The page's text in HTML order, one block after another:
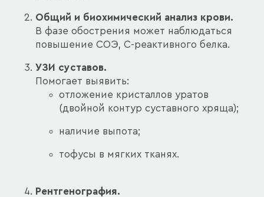
Общий и биохимический анализ крови.
В фазе обострения может наблюдаться
повышение СОЭ, С-реактивного белка.
УЗИ суставов.
Помогает выявить:
отложение кристаллов уратов
(двойной контур суставного хряща);
наличие выпота;
тофусы в мягких тканях.
Рентгенография.